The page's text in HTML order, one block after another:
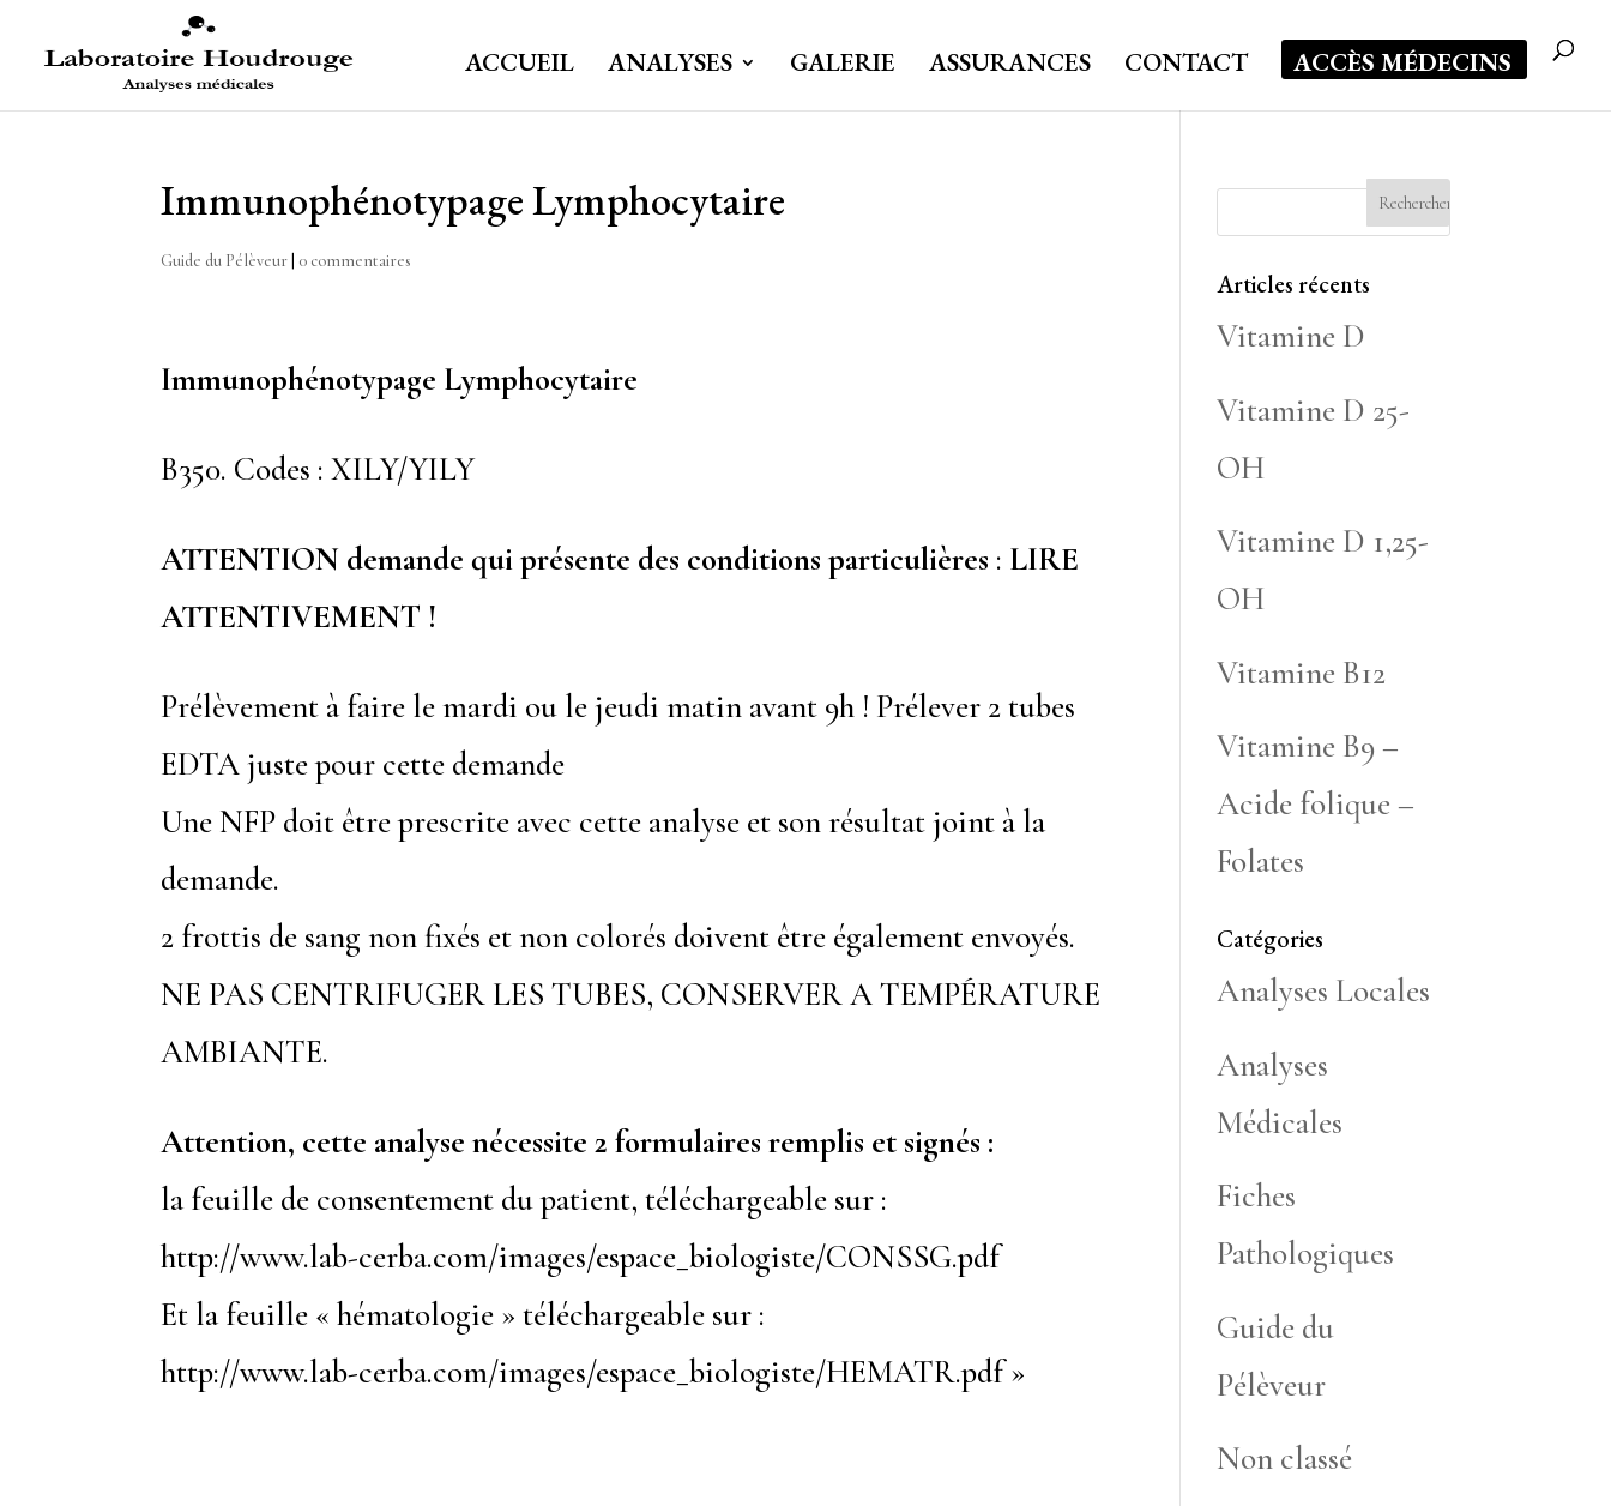
ACCUEIL ANALYSES GALERIE ASSURANCES CONTACT ACCÈS MÉDECINS
Immunophénotypage Lymphocytaire
Guide du Pélèveur 0 commentaires
Immunophénotypage Lymphocytaire
B350. Codes : XILY/YILY
ATTENTION demande qui présente des conditions particulières : LIRE
ATTENTIVEMENT !
Prélèvement à faire le mardi ou le jeudi matin avant 9h ! Prélever 2 tubes
EDTA juste pour cette demande
Une NFP doit être prescrite avec cette analyse et son résultat joint à la
demande.
2 frottis de sang non fixés et non colorés doivent être également envoyés.
NE PAS CENTRIFUGER LES TUBES, CONSERVER A TEMPÉRATURE
AMBIANTE.
Attention, cette analyse nécessite 2 formulaires remplis et signés :
la feuille de consentement du patient, téléchargeable sur :
http://www.lab-cerba.com/images/espace_biologiste/CONSSG.pdf
Et la feuille « hématologie » téléchargeable sur :
http://www.lab-cerba.com/images/espace_biologiste/HEMATR.pdf »
Articles récents
Vitamine D
Vitamine D 25-
OH
Vitamine D 1,25-
OH
Vitamine B12
Vitamine B9 –
Acide folique –
Folates
Catégories
Analyses Locales
Analyses
Médicales
Fiches
Pathologiques
Guide du
Pélèveur
Non classé